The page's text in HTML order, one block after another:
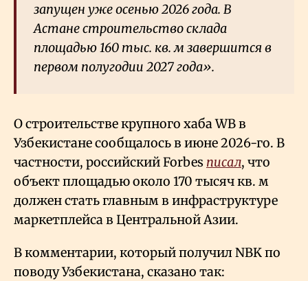
запущен уже осенью 2026 года. В
Астане строительство склада
площадью 160 тыс. кв. м завершится в
первом полугодии 2027 года».
О строительстве крупного хаба WB в
Узбекистане сообщалось в июне 2026-го. В
частности, российский Forbes писал, что
объект площадью около 170 тысяч кв. м
должен стать главным в инфраструктуре
маркетплейса в Центральной Азии.
В комментарии, который получил NBK по
поводу Узбекистана, сказано так: